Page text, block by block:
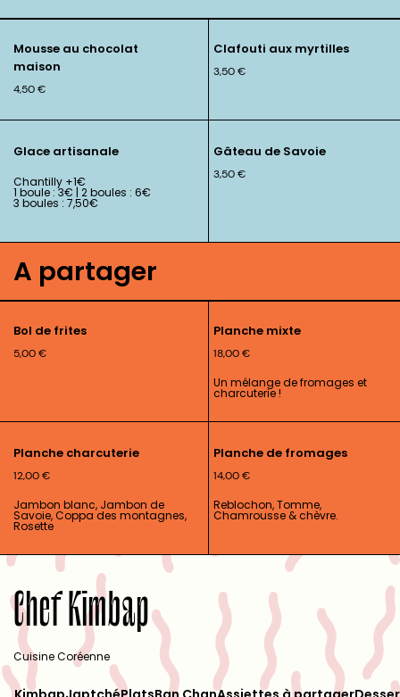
Mousse au chocolat
maison
4,50€
Clafouti aux myrtilles
3,50€
Glace artisanale
Chantilly +1€
1 boule : 3€ | 2 boules : 6€
3 boules : 7,50€
Gâteau de Savoie
3,50€
A partager
Bol de frites
5,00€
Planche mixte
18,00€
Un mélange de fromages et
charcuterie !
Planche charcuterie
12,00€
Jambon blanc, Jambon de
Savoie, Coppa des montagnes,
Rosette
Planche de fromages
14,00€
Reblochon, Tomme,
Chamrousse & chèvre.
Chef Kimbap
Cuisine Coréenne